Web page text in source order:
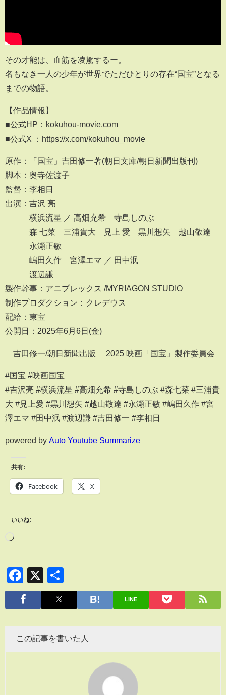
その才能は、血筋を凌駕するー。
名もなき一人の少年が世界でただひとりの存在“国宝”となる
までの物語。
【作品情報】
■公式HP：kokuhou-movie.com
■公式X ：https://x.com/kokuhou_movie
原作：「国宝」吉田修一著(朝日文庫/朝日新聞出版刊)
脚本：奥寺佐渡子
監督：李相日
出演：吉沢 亮
横浜流星 ／ 高畑充希 寺島しのぶ
森 七菜 三浦貴大 見上 愛 黒川想矢 越山敬達
永瀬正敏
嶋田久作 宮澤エマ ／ 田中泯
渡辺謙
製作幹事：アニプレックス /MYRIAGON STUDIO
制作プロダクション：クレデウス
配給：東宝
公開日：2025年6月6日(金)
©吉田修一/朝日新聞出版 ©2025 映画「国宝」製作委員会
#国宝 #映画国宝
#吉沢亮 #横浜流星 #高畑充希 #寺島しのぶ #森七菜 #三浦貴
大 #見上愛 #黒川想矢 #越山敬達 #永瀬正敏 #嶋田久作 #宮
澤エマ #田中泯 #渡辺謙 #吉田修一 #李相日
powered by Auto Youtube Summarize
共有:
Facebook X
いいね:
Facebook
X
有
LINE
この記事を書いた人